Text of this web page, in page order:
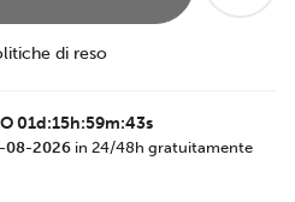
di reso
01d:15h:59m:43s
08-2026 in 24/48h gratuitamente